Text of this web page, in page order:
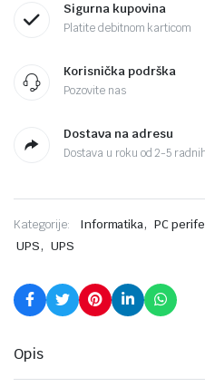
Sigurna kupovina
Platite debitnom karticom
Korisnička podrška
Pozovite nas
Dostava na adresu
Dostava u roku od 2-5
Kategorije: Informatika, PC
UPS, UPS
Opis